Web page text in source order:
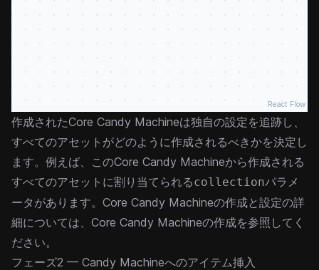
React Flow
作成されたCore Candy Machineは独自の設定を追跡し、
すべてのアセットがどのように作成されるべきかを決定し
ます。例えば、このCore Candy Machineから作成される
すべてのアセットに割り当てられるcollectionパラメ
ータがあります。Core Candy Machineの作成と設定の詳
細については、 Core Candy Machineの作成を参照してく
ださい。
フェーズ2 — Candy Machineへのアイテム挿入